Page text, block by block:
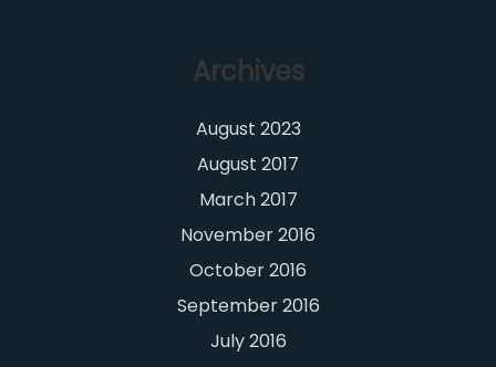
Archives
August 2023
August 2017
March 2017
November 2016
October 2016
September 2016
July 2016